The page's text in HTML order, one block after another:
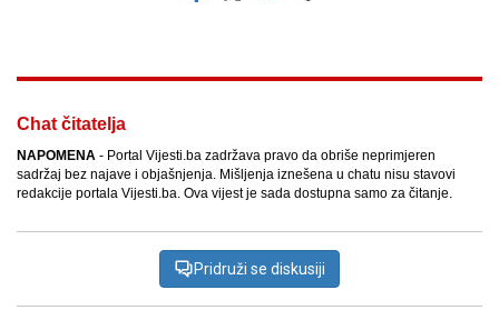
Chat čitatelja
NAPOMENA - Portal Vijesti.ba zadržava pravo da obriše neprimjeren
sadržaj bez najave i objašnjenja. Mišljenja iznešena u chatu nisu stavovi
redakcije portala Vijesti.ba. Ova vijest je sada dostupna samo za čitanje.
Pridruži se diskusiji